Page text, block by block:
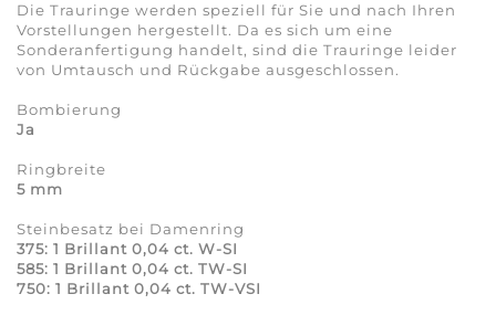
Die Trauringe werden speziell für Sie und nach Ihren
Vorstellungen hergestellt. Da es sich um eine
Sonderanfertigung handelt, sind die Trauringe leider
von Umtausch und Rückgabe ausgeschlossen.
Bombierung
Ja
Ringbreite
5 mm
Steinbesatz bei Damenring
375: 1 Brillant 0,04 ct. W-SI
585: 1 Brillant 0,04 ct. TW-SI
750: 1 Brillant 0,04 ct. TW-VSI